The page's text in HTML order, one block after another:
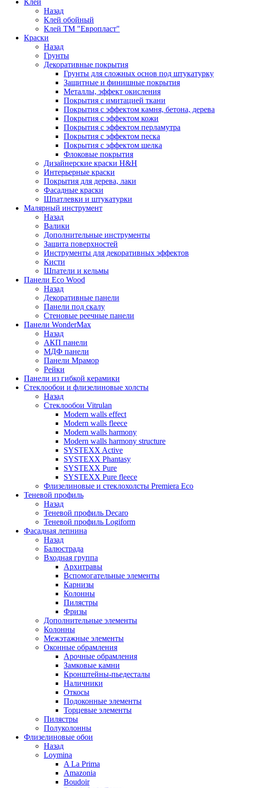
Клей
Назад
Клей обойный
Клей ТМ "Европласт"
Краски
Назад
Грунты
Декоративные покрытия
Грунты для сложных основ под штукатурку
Защитные и финишные покрытия
Металлы, эффект окисления
Покрытия с имитацией ткани
Покрытия с эффектом камня, бетона, дерева
Покрытия с эффектом кожи
Покрытия с эффектом перламутра
Покрытия с эффектом песка
Покрытия с эффектом шелка
Флоковые покрытия
Дизайнерские краски H&H
Интерьерные краски
Покрытия для дерева, лаки
Фасадные краски
Шпатлевки и штукатурки
Малярный инструмент
Назад
Валики
Дополнительные инструменты
Защита поверхностей
Инструменты для декоративных эффектов
Кисти
Шпатели и кельмы
Панели Eco Wood
Назад
Декоративные панели
Панели под скалу
Стеновые реечные панели
Панели WonderMax
Назад
АКП панели
МДФ панели
Панели Мрамор
Рейки
Панели из гибкой керамики
Стеклообои и флизелиновые холсты
Назад
Стеклообои Vitrulan
Modern walls effect
Modern walls fleece
Modern walls harmony
Modern walls harmony structure
SYSTEXX Active
SYSTEXX Phantasy
SYSTEXX Pure
SYSTEXX Pure fleece
Флизелиновые и стеклохолсты Premiera Eco
Теневой профиль
Назад
Теневой профиль Decaro
Теневой профиль Logiform
Фасадная лепнина
Назад
Балюстрада
Входная группа
Архитравы
Вспомогательные элементы
Карнизы
Колонны
Пилястры
Фризы
Дополнительные элементы
Колонны
Межэтажные элементы
Оконные обрамления
Арочные обрамления
Замковые камни
Кронштейны-пьедесталы
Наличники
Откосы
Подоконные элементы
Торцевые элементы
Пилястры
Полуколонны
Флизелиновые обои
Назад
Loymina
A La Prima
Amazonia
Boudoir